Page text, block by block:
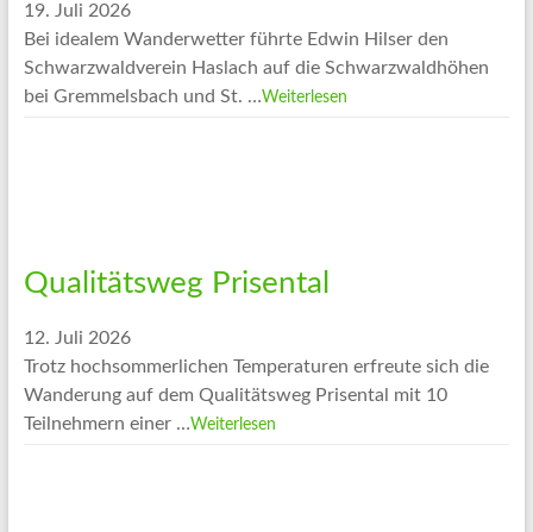
19. Juli 2026
Bei idealem Wanderwetter führte Edwin Hilser den
Schwarzwaldverein Haslach auf die Schwarzwaldhöhen
bei Gremmelsbach und St. …Weiterlesen
Qualitätsweg Prisental
12. Juli 2026
Trotz hochsommerlichen Temperaturen erfreute sich die
Wanderung auf dem Qualitätsweg Prisental mit 10
Teilnehmern einer …Weiterlesen